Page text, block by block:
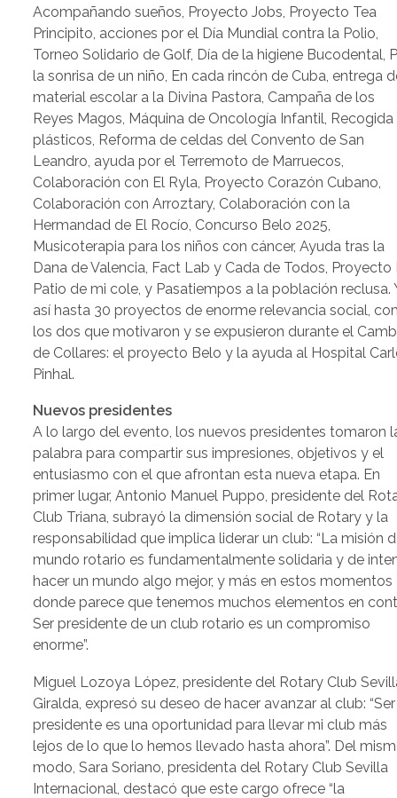
Acompañando sueños, Proyecto Jobs, Proyecto Tea
Principito, acciones por el Día Mundial contra la Polio,
Torneo Solidario de Golf, Día de la higiene Bucodental,
la sonrisa de un niño, En cada rincón de Cuba, entrega
material escolar a la Divina Pastora, Campaña de los
Reyes Magos, Máquina de Oncología Infantil, Recogida
plásticos, Reforma de celdas del Convento de San
Leandro, ayuda por el Terremoto de Marruecos,
Colaboración con El Ryla, Proyecto Corazón Cubano,
Colaboración con Arroztary, Colaboración con la
Hermandad de El Rocío, Concurso Belo 2025,
Musicoterapia para los niños con cáncer, Ayuda tras la
Dana de Valencia, Fact Lab y Cada de Todos, Proyecto
Patio de mi cole, y Pasatiempos a la población reclusa.
así hasta 30 proyectos de enorme relevancia social,
los dos que motivaron y se expusieron durante el
de Collares: el proyecto Belo y la ayuda al Hospital
Pinhal.
Nuevos presidentes
A lo largo del evento, los nuevos presidentes tomaron
palabra para compartir sus impresiones, objetivos y el
entusiasmo con el que afrontan esta nueva etapa. En
primer lugar, Antonio Manuel Puppo, presidente del
Club Triana, subrayó la dimensión social de Rotary y la
responsabilidad que implica liderar un club: “La misión
mundo rotario es fundamentalmente solidaria y de
hacer un mundo algo mejor, y más en estos momentos
donde parece que tenemos muchos elementos en
Ser presidente de un club rotario es un compromiso
enorme”.
Miguel Lozoya López, presidente del Rotary Club
Giralda, expresó su deseo de hacer avanzar al club: “Ser
presidente es una oportunidad para llevar mi club más
lejos de lo que lo hemos llevado hasta ahora”. Del
modo, Sara Soriano, presidenta del Rotary Club Sevilla
Internacional, destacó que este cargo ofrece “la